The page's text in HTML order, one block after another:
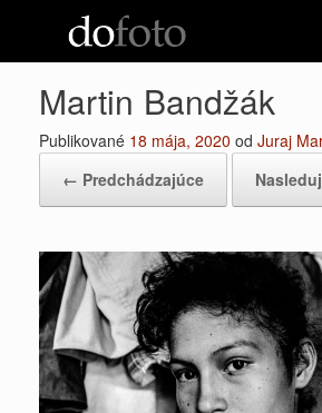
Martin Bandžák
Publikované 18 mája, 2020 od Juraj
← Predchádzajúce